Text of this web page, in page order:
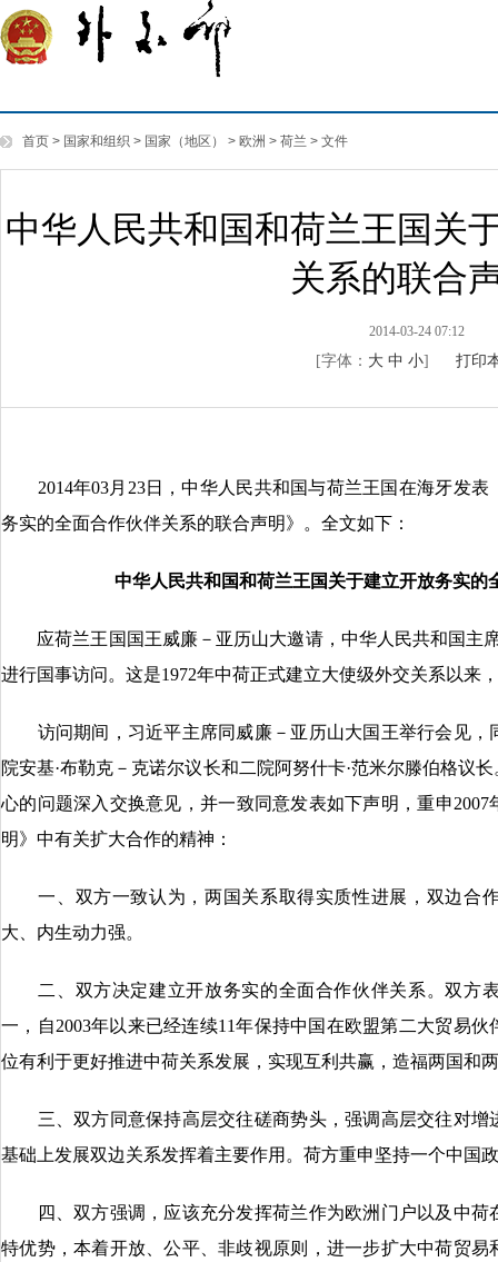
首页 > 国家和组织 > 国家（地区） > 欧洲 > 荷兰 > 文件
中华人民共和国和荷兰王国关
关系的联合
2014-03-24 07:12
[字体： 大 中 小] 打印
2014年03月23日，中华人民共和国与荷兰王国在海牙发表
务实的全面合作伙伴关系的联合声明》。全文如下：
中华人民共和国和荷兰王国关于建立开放务实的
应荷兰王国国王威廉－亚历山大邀请，中华人民共和国主席
进行国事访问。这是1972年中荷正式建立大使级外交关系以来
访问期间，习近平主席同威廉－亚历山大国王举行会见，
院安基·布勒克－克诺尔议长和二院阿努什卡·范米尔滕伯格议
心的问题深入交换意见，并一致同意发表如下声明，重申
明》中有关扩大合作的精神：
一、双方一致认为，两国关系取得实质性进展，双边合
大、内生动力强。
二、双方决定建立开放务实的全面合作伙伴关系。双方
一，自2003年以来已经连续11年保持中国在欧盟第二大贸易
位有利于更好推进中荷关系发展，实现互利共赢，造福两国和
三、双方同意保持高层交往磋商势头，强调高层交往对增
基础上发展双边关系发挥着主要作用。荷方重申坚持一个中国
四、双方强调，应该充分发挥荷兰作为欧洲门户以及中荷
特优势，本着开放、公平、非歧视原则，进一步扩大中荷贸